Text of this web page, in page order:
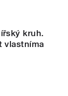
kruh.
vlastníma